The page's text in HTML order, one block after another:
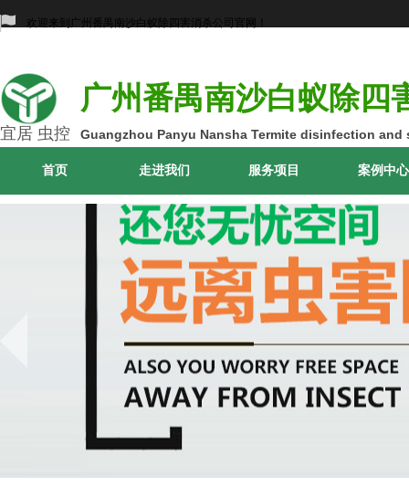
欢迎来到广州番禺南沙白蚁除四害消杀公司官网！
广州番禺南沙白蚁除四
Guangzhou Panyu Nansha Termite disinfection and
宜居 虫控
首页 走进我们 服务项目 案例中心